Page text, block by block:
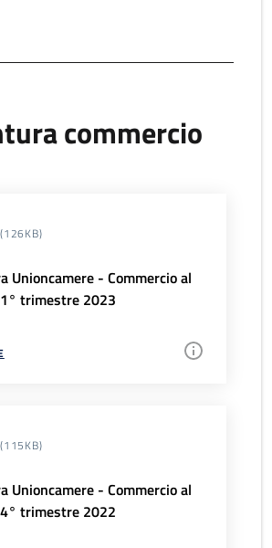
commercio
(126KB)
Unioncamere - Commercio al
trimestre 2023
(115KB)
Unioncamere - Commercio al
trimestre 2022